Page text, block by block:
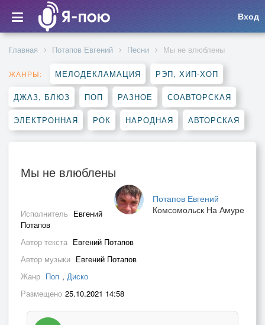
Вход
Главная Потапов Евгений Песни Мы не влюблены
ЖАНРЫ: МЕЛОДЕКЛАМАЦИЯ РЭП, ХИП-ХОП
ДЖАЗ, БЛЮЗ ПОП РАЗНОЕ СОАВТОРСКАЯ
ЭЛЕКТРОННАЯ РОК НАРОДНАЯ АВТОРСКАЯ
Мы не влюблены
Потапов Евгений
Комсомольск На Амуре
Исполнитель Евгений
Потапов
Автор текста Евгений Потапов
Автор музыки Евгений Потапов
Жанр Поп , Диско
Размещено 25.10.2021 14:58